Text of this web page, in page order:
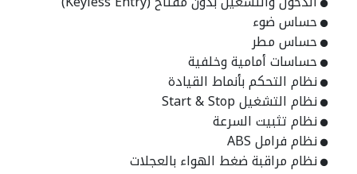
حساس ضوء
حساس مطر
حساسات أمامية وخلفية
نظام التحكم بأنماط القيادة
نظام التشغيل Start & Stop
نظام تثبيت السرعة
نظام فرامل ABS
نظام مراقبة ضغط الهواء بالعجلات